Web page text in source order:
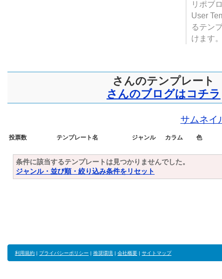
リポブ
User
るテン
けます
さんのテンプレート
さんのブログはコチラ
サムネイ
投票数 テンプレート名 ジャンル カラム 色
条件に該当するテンプレートは見つかりませんでした。
ジャンル・並び順・絞り込み条件をリセット
利用規約 | プライバシーポリシー | 推奨環境 | 会社概要 | サイトマップ